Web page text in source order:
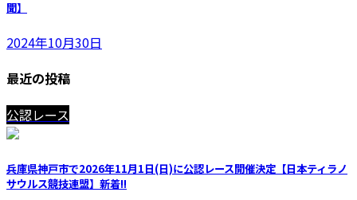
聞】
2024年10月30日
最近の投稿
公認レース
兵庫県神戸市で2026年11月1日(日)に公認レース開催決定【日本ティラノ
サウルス競技連盟】 新着!!